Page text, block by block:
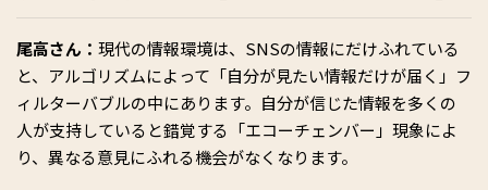
尾高さん： 現代の情報環境は、SNSの情報にだけふれている
と、アルゴリズムによって「自分が見たい情報だけが届く」フ
ィルターバブルの中にあります。自分が信じた情報を多くの
人が支持していると錯覚する「エコーチェンバー」現象によ
り、異なる意見にふれる機会がなくなります。